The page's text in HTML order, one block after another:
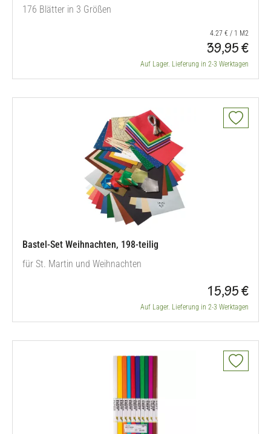
176 Blätter in 3 Größen
4.27 € / 1 M2
39,95 €
Auf Lager. Lieferung in 2-3 Werktagen
Bastel-Set Weihnachten, 198-teilig
für St. Martin und Weihnachten
15,95 €
Auf Lager. Lieferung in 2-3 Werktagen